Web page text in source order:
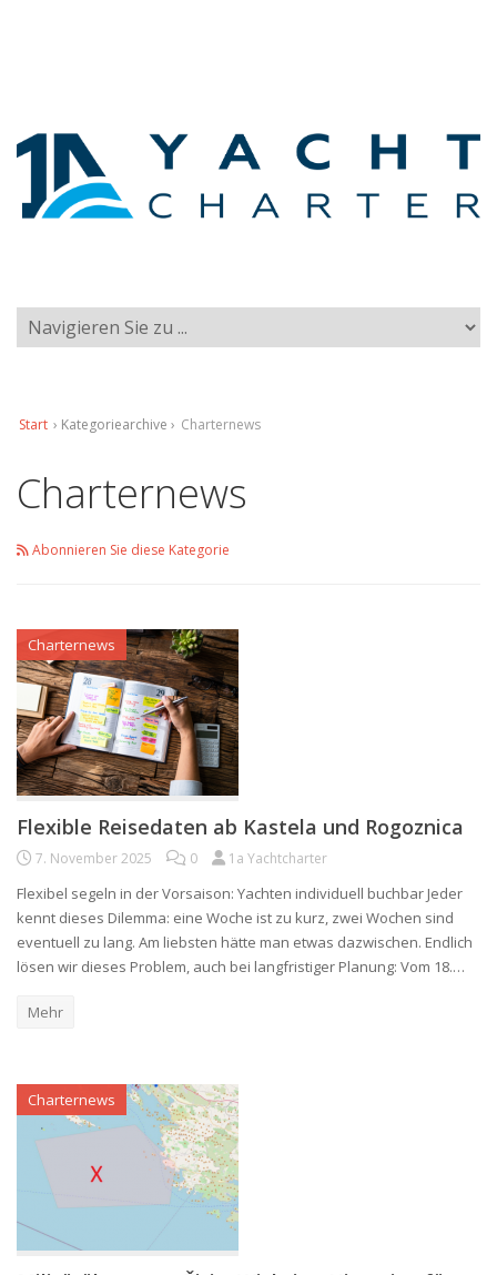
Start › Kategoriearchive › Charternews
Charternews
Abonnieren Sie diese Kategorie
Charternews
Flexible Reisedaten ab Kastela und Rogoznica
7. November 2025 0 1a Yachtcharter
Flexibel segeln in der Vorsaison: Yachten individuell buchbar Jeder
kennt dieses Dilemma: eine Woche ist zu kurz, zwei Wochen sind
eventuell zu lang. Am liebsten hätte man etwas dazwischen. Endlich
lösen wir dieses Problem, auch bei langfristiger Planung: Vom 18.…
Mehr
Charternews